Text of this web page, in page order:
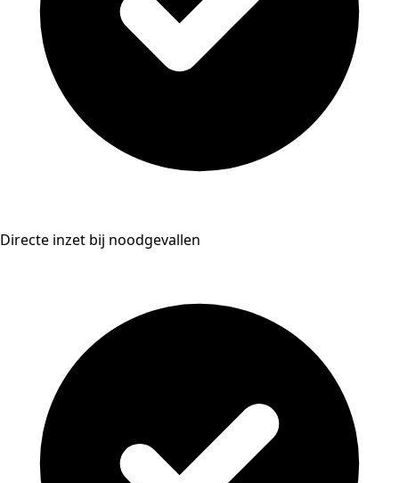
Directe inzet bij noodgevallen